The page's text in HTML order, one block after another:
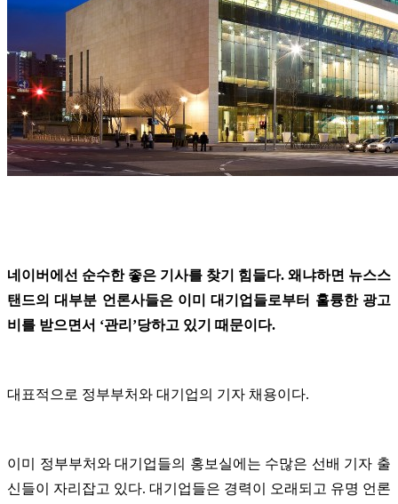
네이버에선 순수한 좋은 기사를 찾기 힘들다. 왜냐하면 뉴스스
탠드의 대부분 언론사들은 이미 대기업들로부터 훌륭한 광고
비를 받으면서 ‘관리’당하고 있기 때문이다.
대표적으로 정부부처와 대기업의 기자 채용이다.
이미 정부부처와 대기업들의 홍보실에는 수많은 선배 기자 출
신들이 자리잡고 있다. 대기업들은 경력이 오래되고 유명 언론